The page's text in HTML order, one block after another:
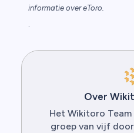
informatie over eToro.
.
Over
Het Wikitoro
groep van vijf